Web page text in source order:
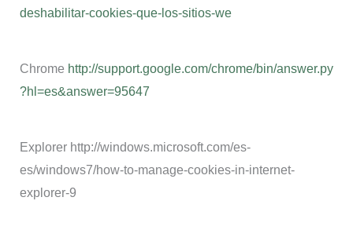
deshabilitar-cookies-que-los-sitios-we
Chrome http://support.google.com/chrome/bin/answer.py
?hl=es&answer=95647
Explorer http://windows.microsoft.com/es-
es/windows7/how-to-manage-cookies-in-internet-
explorer-9